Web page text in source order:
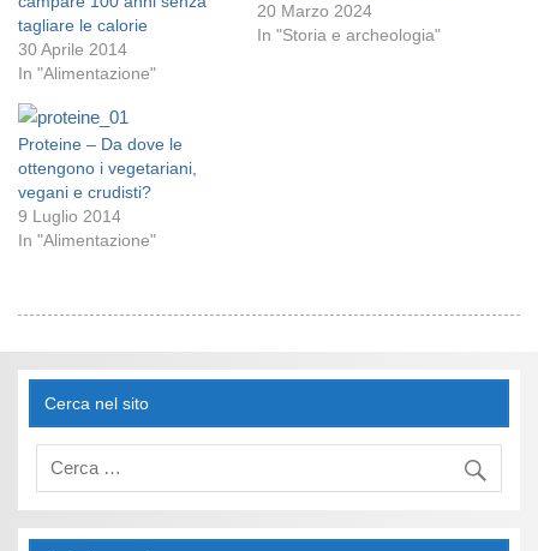
tagliare le calorie
30 Aprile 2014
In "Alimentazione"
20 Marzo 2024
In "Storia e archeologia"
Proteine – Da dove le
ottengono i vegetariani,
vegani e crudisti?
9 Luglio 2014
In "Alimentazione"
Cerca nel sito